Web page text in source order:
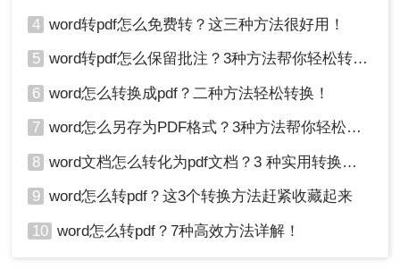
4、稍等片刻处理完毕。
总结：
以上就是word文档怎么转pdf的方法介绍了。无论您
注意保护个人隐私和版权问题。在上传或转换文档
之前，请确保您已经获得了相关文件的授权或遵守
换为PDF文件时提供一些帮助！
4 word转pdf怎么免费转？这三种方法很好用！
5 word转pdf怎么保留批注？3种方法帮你轻松转换！
6 word怎么转换成pdf？二种方法轻松转换！
7 word怎么另存为PDF格式？3种方法帮你轻松转换!
8 word文档怎么转化为pdf文档？3 种实用转换方法，完美保留原文档格式！
9 word怎么转pdf？这3个转换方法赶紧收藏起来
10 word怎么转pdf？7种高效方法详解！